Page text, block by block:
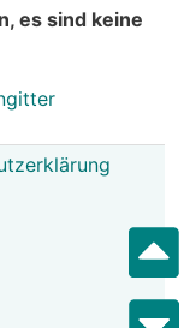
es sind keine